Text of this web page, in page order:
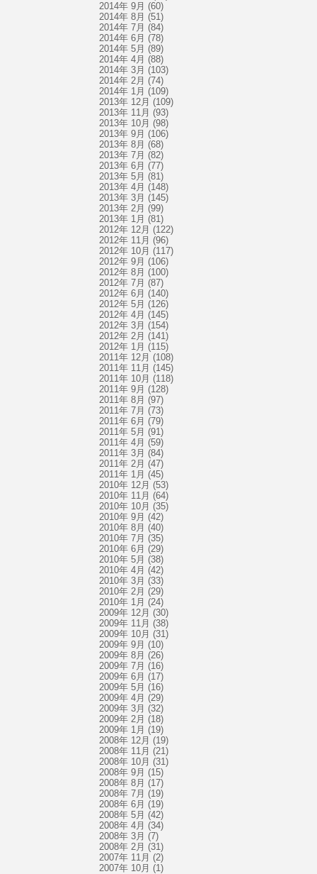
2014年 9月 (60)
2014年 8月 (51)
2014年 7月 (84)
2014年 6月 (78)
2014年 5月 (89)
2014年 4月 (88)
2014年 3月 (103)
2014年 2月 (74)
2014年 1月 (109)
2013年 12月 (109)
2013年 11月 (93)
2013年 10月 (98)
2013年 9月 (106)
2013年 8月 (68)
2013年 7月 (82)
2013年 6月 (77)
2013年 5月 (81)
2013年 4月 (148)
2013年 3月 (145)
2013年 2月 (99)
2013年 1月 (81)
2012年 12月 (122)
2012年 11月 (96)
2012年 10月 (117)
2012年 9月 (106)
2012年 8月 (100)
2012年 7月 (87)
2012年 6月 (140)
2012年 5月 (126)
2012年 4月 (145)
2012年 3月 (154)
2012年 2月 (141)
2012年 1月 (115)
2011年 12月 (108)
2011年 11月 (145)
2011年 10月 (118)
2011年 9月 (128)
2011年 8月 (97)
2011年 7月 (73)
2011年 6月 (79)
2011年 5月 (91)
2011年 4月 (59)
2011年 3月 (84)
2011年 2月 (47)
2011年 1月 (45)
2010年 12月 (53)
2010年 11月 (64)
2010年 10月 (35)
2010年 9月 (42)
2010年 8月 (40)
2010年 7月 (35)
2010年 6月 (29)
2010年 5月 (38)
2010年 4月 (42)
2010年 3月 (33)
2010年 2月 (29)
2010年 1月 (24)
2009年 12月 (30)
2009年 11月 (38)
2009年 10月 (31)
2009年 9月 (10)
2009年 8月 (26)
2009年 7月 (16)
2009年 6月 (17)
2009年 5月 (16)
2009年 4月 (29)
2009年 3月 (32)
2009年 2月 (18)
2009年 1月 (19)
2008年 12月 (19)
2008年 11月 (21)
2008年 10月 (31)
2008年 9月 (15)
2008年 8月 (17)
2008年 7月 (19)
2008年 6月 (19)
2008年 5月 (42)
2008年 4月 (34)
2008年 3月 (7)
2008年 2月 (31)
2007年 11月 (2)
2007年 10月 (1)